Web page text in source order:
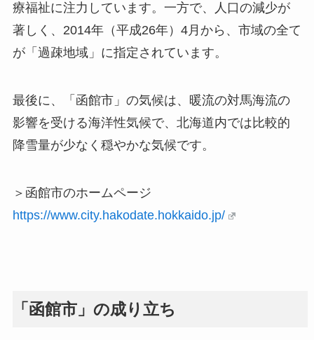
療福祉に注力しています。一方で、人口の減少が
著しく、2014年（平成26年）4月から、市域の全て
が「過疎地域」に指定されています。
最後に、「函館市」の気候は、暖流の対馬海流の
影響を受ける海洋性気候で、北海道内では比較的
降雪量が少なく穏やかな気候です。
＞函館市のホームページ
https://www.city.hakodate.hokkaido.jp/
「函館市」の成り立ち